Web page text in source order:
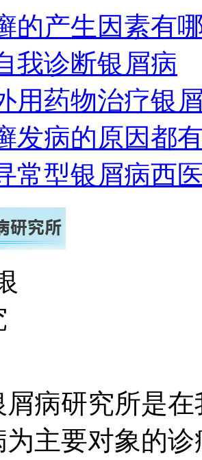
的产生因素有
我诊断银屑病
用药物治疗银
发病的原因都
常型银屑病西
屑病研究所是
为主要对象的